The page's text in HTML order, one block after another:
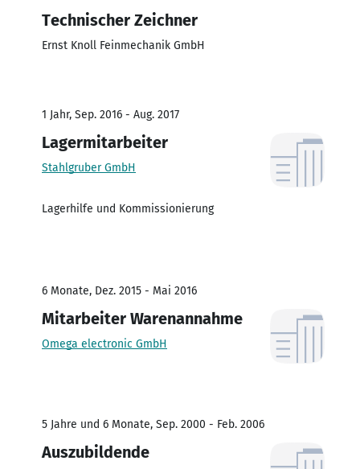
Technischer Zeichner
Ernst Knoll Feinmechanik GmbH
1 Jahr, Sep. 2016 - Aug. 2017
Lagermitarbeiter
Stahlgruber GmbH
Lagerhilfe und Kommissionierung
6 Monate, Dez. 2015 - Mai 2016
Mitarbeiter Warenannahme
Omega electronic GmbH
5 Jahre und 6 Monate, Sep. 2000 - Feb. 2006
Auszubildende